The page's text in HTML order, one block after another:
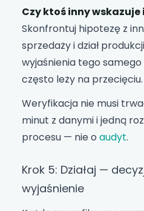
Czy ktoś inny
Skonfrontuj hipotezę z
sprzedaży i dział
wyjaśnienia tego
często leży na przecięciu.
Weryfikacja nie musi
minut z danymi i jedną
procesu — nie o audyt.
Krok 5: Działaj —
wyjaśnienie